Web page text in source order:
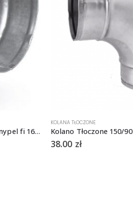
Kolano tłoczone, krótkie, mufa-nypel fi 160 mm, 90st.
KOLANA TŁOCZONE
Kolano Tłoczone 150/90
38.00 zł